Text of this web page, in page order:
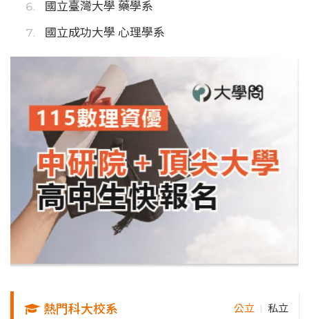
國立臺灣大學 藥學系
國立成功大學 心理學系
熱門科大校系 公立 私立